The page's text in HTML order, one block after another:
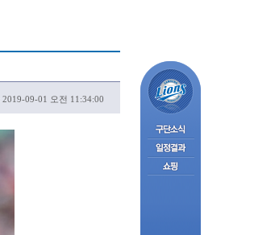
2019-09-01 오전 11:34:00